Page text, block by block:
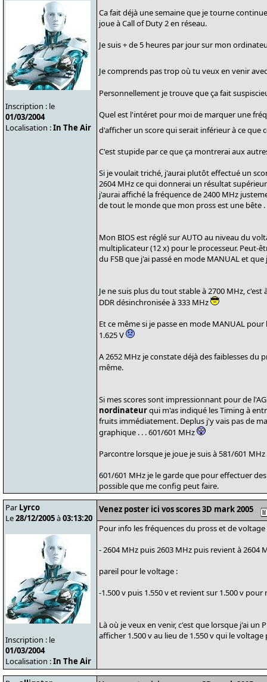
Inscription : le
01/03/2004
Localisation :In The Air
Ca fait déjà une semaine que je tourne
joue à Call of Duty 2 en réseau.
Je suis + de 5 heures par jour sur mon
Je comprends pas trop où tu veux en venir
Personnellement je trouve que ça fait
Quel est l'intéret pour moi de marquer une
d'afficher un score qui serait inférieur à ce que
C'est stupide par ce que ça montrerai aux
Si je voulait triché, j'aurai plutôt effectué un
2604 MHz ce qui donnerai un résultat
j'aurai affiché la fréquence de 2400 MHz
de tout le monde que mon pross est une bête .
Mon BIOS est réglé sur AUTO au niveau du
multiplicateur (12 x) pour le processeur. Peut-
du FSB que j'ai passé en mode MANUAL et que
Je ne suis plus du tout stable à 2700 MHz, c'est
DDR désinchronisée à 333 MHz
Et ce même si je passe en mode MANUAL
1.625 V
A 2652 MHz je constate déjà des faiblesses du
même.
Si mes scores sont impressionnant pour de
nordinateurqui m'as indiqué les Timing à
fruits immédiatement. Deplus j'y vais pas de
graphique . . . 601/601 MHz
Parcontre lorsque je joue je suis à 581/601 MHz
601/601 MHz je le garde que pour effectuer
possible que me config peut faire.
Par Lyrco
Le28/12/2005à03:13:20
Inscription : le
01/03/2004
Localisation :In The Air
Venez poster ici vos scores 3D mark 2005
Pour info les fréquences du pross et de
- 2604 MHz puis 2603 MHz puis revient à 2604
pareil pour le voltage :
-1.500 v puis 1.550 v et revient sur 1.500 v pour
Là où je veux en venir, c'est que lorsque j'ai un
afficher 1.500 v au lieu de 1.550 v qui le voltage